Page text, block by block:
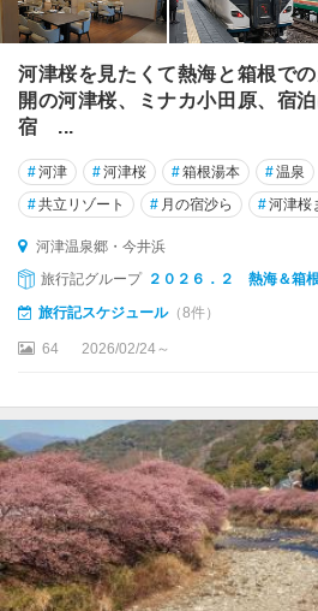
・
三
島
・
沼
熱
・
伊
多
賀
代
伊
東
・
富
戸
・
河津桜を見たくて熱海と箱根で
開の河津桜、ミナカ小田原、宿
宿 ...
#河津 #河津桜 #箱根湯本 #温泉
#共立リゾート # 月の宿沙ら #河津桜
河津温泉郷・今井浜
旅行記グループ ２０２６．２ 熱海＆箱
旅行記スケジュール（8件）
64 2026/02/24～